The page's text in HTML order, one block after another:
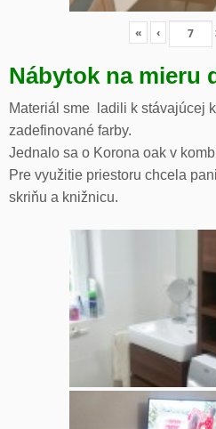
« ‹
Nábytok na mieru
Materiál sme ladili k stávajúcej
zadefinované farby.
Jednalo sa o Korona oak v
Pre využitie priestoru chcela
skriňu a knižnicu.